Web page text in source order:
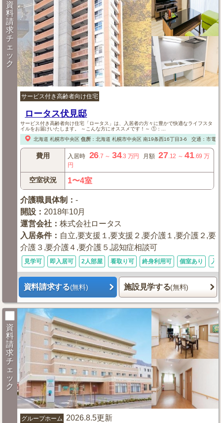
資
料
請
求
チ
ェ
ッ
ク
サービス付き高齢者向け住宅
ロータス伏見邸
サービス付き高齢者向け住宅「ロータス」は、入居者の方々に豊かで快適なライフスタ
イルをお届けいたします。 ～こんな方にオススメです！～ ①：...
北海道 札幌市中央区 住所： 北海道 札幌市中央区南19条西16丁目3-6 交通：市電
費用 入居時 26.7 ～ 34.3 万円 月額 27.12 ～41.69 万
円
空室状況 1〜4室
介護職員体制 ：-
開設 ： 2018年10月
運営会社 ：株式会社ロータス
入居条件： 自立,要支援１,要支援２,要介護１,要介護２,要
介護３,要介護４,要介護５,認知症相談可
見学可 即入居可 2人部屋 看取り可 終身利用可 個室あり 入
資料請求する(無料) 施設見学する(無料)
資
料
請
求
チ
ェ
ッ
ク
グループホーム 2026.8.5更新